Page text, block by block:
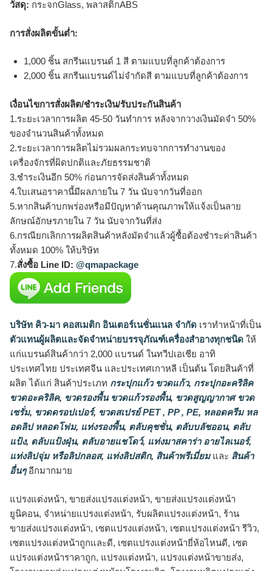
วัสดุ: กระจกGlass, พลาสติกABS
การสั่งผลิตขั้นต่ำ:
1,000 ชิ้น สกรีนแบรนด์ 1 สี ตามแบบที่ลูกค้าต้องการ
2,000 ชิ้น สกรีนแบรนด์ไม่จำกัดสี ตามแบบที่ลูกค้าต้องการ
เงื่อนไขการสั่งผลิต/ชำระเงิน/รับประกันสินค้า
1.ระยะเวลาการผลิต 45-50 วันทำการ หลังจากวางเงินมัดจำ 50%
ของจำนวนสินค้าทั้งหมด
2.ระยะเวลาการผลิตไม่รวมผลกระทบจากการทำงานของ
เครื่องจักรที่ผิดปกติและภัยธรรมชาติ
3.ชำระเงินอีก 50% ก่อนการจัดส่งสินค้าทั้งหมด
4.ใบเสนอราคานี้มีผลภายใน 7 วัน นับจากวันที่ออก
5.หากสินค้าบกพร่องหรือมีปัญหาด้านคุณภาพให้แจ้งเป็นลาย
ลักษณ์อักษรภายใน 7 วัน นับจากวันที่ส่ง
6.กรณียกเลิกการผลิตสินค้าหลังมัดจำแล้วผู้ซื้อต้องชำระค่าสินค้า
ทั้งหมด 100% ให้บริษัท
7.สั่งซื้อ Line ID: @qmapackage
บริษัท คิว-มา คอสเมติก อินเตอร์เนชั่นแนล จำกัด เราทำหน้าที่เป็น
ตัวแทนผู้ผลิตและจัดจำหน่ายบรรจุภัณฑ์เครื่องสำอางทุกชนิด ให้
แก่แบรนด์สินค้ากว่า 2,000 แบรนด์ ในทวีปเอเชีย อาทิ
ประเทศไทย ประเทศจีน และประเทศเกาหลี เป็นต้น โดยสินค้าที่
ผลิต ได้แก่ สินค้าประเภท กระปุกแก้ว ขวดแก้ว, กระปุกอะคริลิค
ขวดอะคริลิค, ขวดรองพื้น ขวดแก้วรองพื้น, ขวดสูญญากาศ ขวด
เซรั่ม, ขวดดรอปเปอร์, ขวดสเปรย์ PET , PP , PE, หลอดครีม หล
อดลิป หลอดโฟม, แท่งรองพื้น, ตลับคุชชั่น, ตลับบลัชออน, ตลับ
แป้ง, ตลับแป้งฝุ่น, ตลับอายแชโดว์, แท่งมาสคาร่า อายไลเนอร์,
แท่งลิปจุ่ม หรือลิปกลอส, แท่งลิปสติก, สินค้าพรีเมี่ยมและ สินค้า
อื่นๆอีกมากมาย
แปรงแต่งหน้า, ขายส่งแปรงแต่งหน้า, ขายส่งแปรงแต่งหน้า
ยูนิคอน, จำหน่ายแปรงแต่งหน้า, รับผลิตแปรงแต่งหน้า, ร้าน
ขายส่งแปรงแต่งหน้า, เซตแปรงแต่งหน้า, เซตแปรงแต่งหน้า รีวิว,
เซตแปรงแต่งหน้าถูกและดี, เซตแปรงแต่งหน้ายี่ห้อไหนดี, เซต
แปรงแต่งหน้าราคาถูก, แปรงแต่งหน้า, แปรงแต่งหน้าขายส่ง,